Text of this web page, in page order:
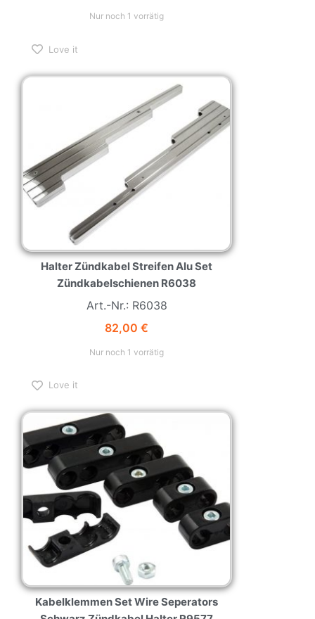
Nur noch 1 vorrätig
Love it
Halter Zündkabel Streifen Alu Set
Zündkabelschienen R6038
Art.-Nr.: R6038
82,00 €
Nur noch 1 vorrätig
Love it
Kabelklemmen Set Wire Seperators